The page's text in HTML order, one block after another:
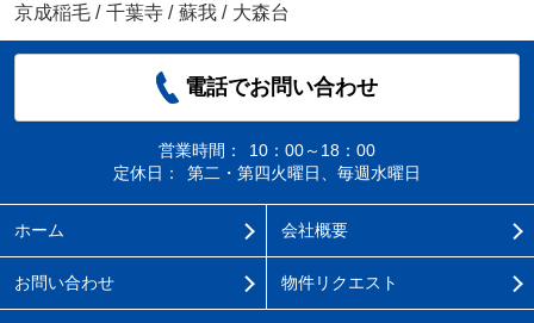
京成稲毛 / 千葉寺 / 蘇我 / 大森台
電話でお問い合わせ
営業時間：
10：00～18：00
定休日：
第二・第四火曜日、毎週水曜日
ホーム 会社概要
お問い合わせ 物件リクエスト